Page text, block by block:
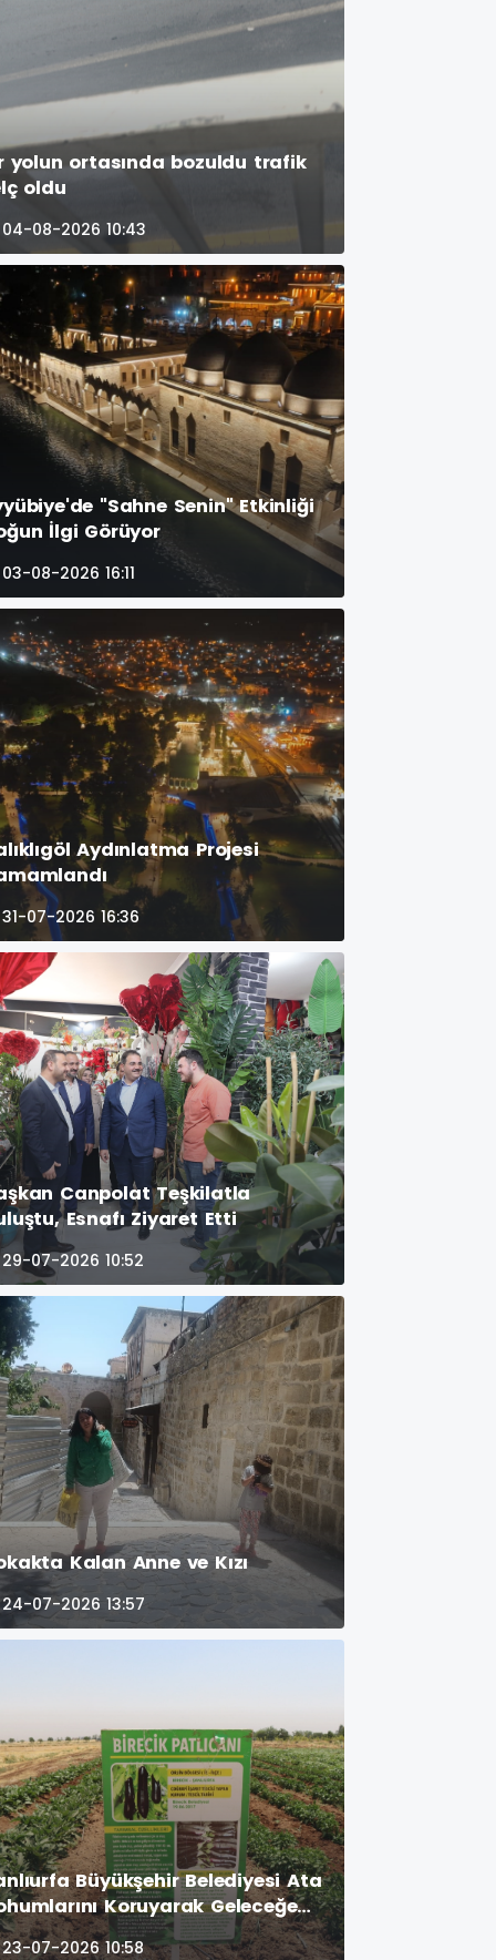
yolun ortasında bozuldu trafik
oldu
04-08-2026 10:43
"Sahne Senin" Etkinliği
İlgi Görüyor
03-08-2026 16:11
Aydınlatma Projesi
31-07-2026 16:36
Canpolat Teşkilatla
Esnafı Ziyaret Etti
29-07-2026 10:52
Kalan Anne ve Kızı
24-07-2026 13:57
Büyükşehir Belediyesi Ata
Koruyarak Geleceğe
23-07-2026 10:58